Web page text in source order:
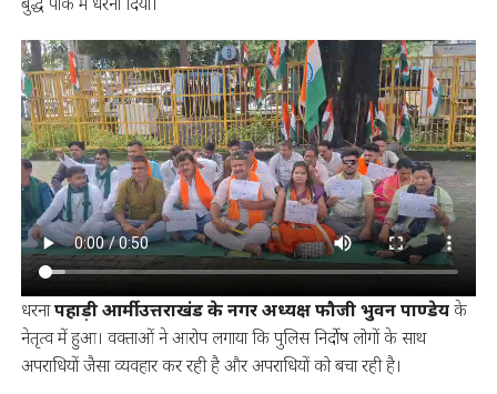
धरनापहाड़ी आर्मी उत्तराखंड के नगर अध्यक्ष फौजी भुवन पाण्डेयके
नेतृत्व में हुआ। वक्ताओं ने आरोप लगाया कि पुलिस निर्दोष लोगों के साथ
अपराधियों जैसा व्यवहार कर रही है और अपराधियों को बचा रही है।